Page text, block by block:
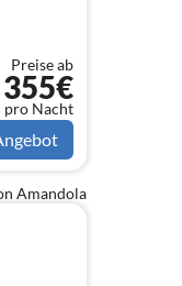
Preise ab
355€
pro Nacht
Amandola